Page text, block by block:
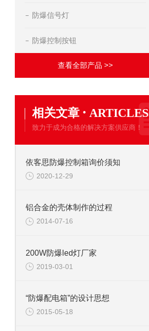
防爆信号灯
防爆控制按钮
查看全部产品 >>
相关文章 · ARTICLES
致力于成为合格的解决方案供应商！
依客思防爆控制箱询价须知
2020-12-29
铝合金的壳体制作的过程
2014-07-16
200W防爆led灯厂家
2019-03-01
“防爆配电箱”的设计思想
2015-05-18